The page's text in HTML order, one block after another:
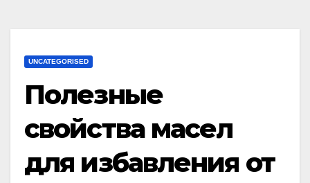
UNCATEGORISED
Полезные
свойства масел
для избавления от